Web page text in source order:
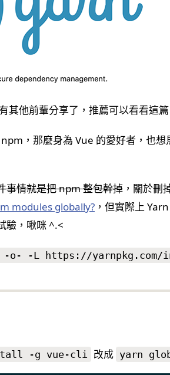
其他前輩分享了，推薦可以看看這篇
，那麼身為 Vue 的愛好者，也想
事情就是把 npm 整包幹掉 ，關於
modules globally? ，但實際上
驗，啾咪 ^.<
o- -L https://yarnpkg.com/
-g vue-cli 改成 yarn